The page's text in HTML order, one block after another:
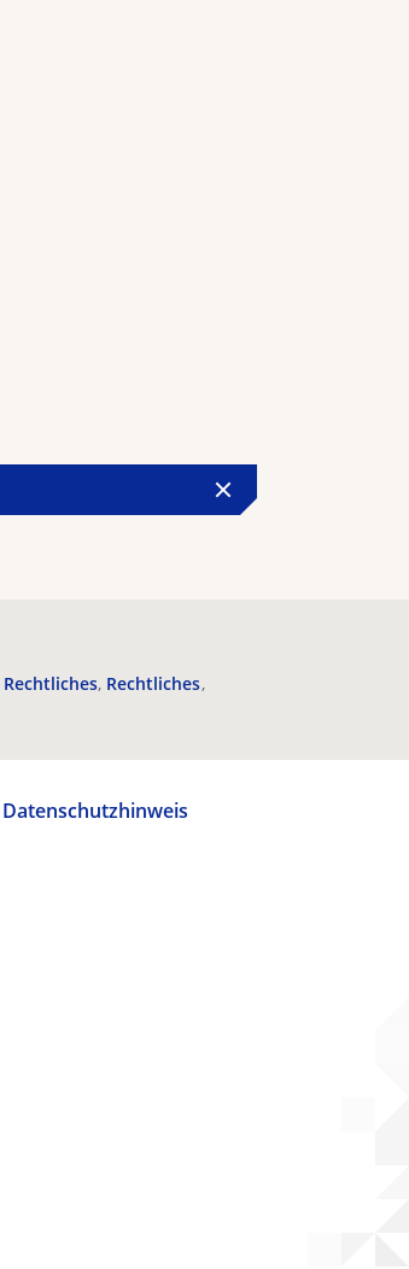
Rechtliches Rechtliches
Datenschutzhinweis